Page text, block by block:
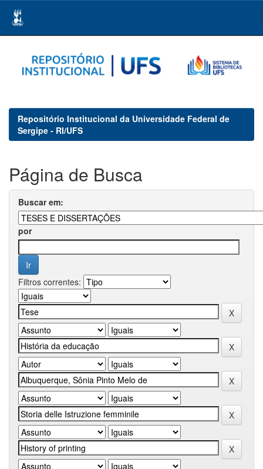
navigation
Repositório Institucional da Universidade Federal de
Sergipe - RI/UFS
Página de Busca
Buscar em:
por
Filtros correntes: